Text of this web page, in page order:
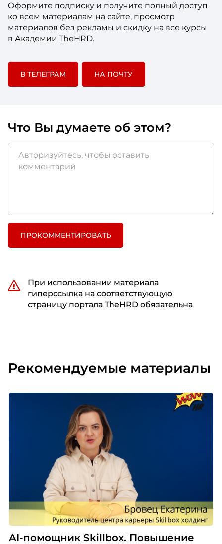
Оформите подписку и получите полный доступ
ко всем материалам на сайте, просмотр
материалов без рекламы и скидку на все курсы
в Академии TheHRD.
В ТЕЛЕГРАМ НА ПОЧТУ
Что Вы думаете об этом?
ПРОКОММЕНТИРОВАТЬ
При использовании материала
гиперссылка на соответствующую
страницу портала TheHRD обязательна
Рекомендуемые материалы
AI-помощник Skillbox. Повышение